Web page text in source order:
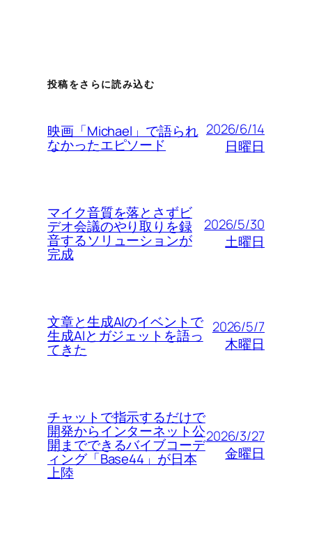
投稿をさらに読み込む
映画「Michael」で語られ
なかったエピソード
2026/6/14
日曜日
マイク音質を落とさずビ
デオ会議のやり取りを録
音するソリューションが
完成
2026/5/30
土曜日
文章と生成AIのイベントで
生成AIとガジェットを語っ
てきた
2026/5/7
木曜日
チャットで指示するだけで
開発からインターネット公
開までできるバイブコーデ
ィング「Base44」が日本
上陸
2026/3/27
金曜日